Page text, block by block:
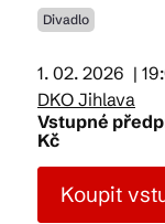
Tradiční akce
Články
Suvenýry
Divadlo
1. 02. 2026 |
DKO Jihlava
Vstupné
Kč
Koupit